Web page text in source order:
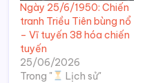
Ngày 25/6/1950: Chiến
tranh Triều Tiên bùng nổ
– Vĩ tuyến 38 hóa chiến
tuyến
25/06/2026
Trong "
Lịch sử"